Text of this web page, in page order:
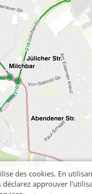
des cookies. En
déclarez approuver